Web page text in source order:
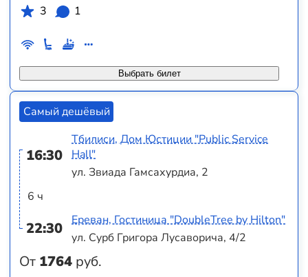
Выбрать билет
3
1
Самый дешёвый
16:30
6 ч
22:30
От 1764 руб.
Тбилиси, Дом Юстиции "Public Service
Hall"
ул. Звиада Гамсахурдиа, 2
Ереван, Гостиница "DoubleTree by Hilton"
ул. Сурб Григора Лусаворича, 4/2